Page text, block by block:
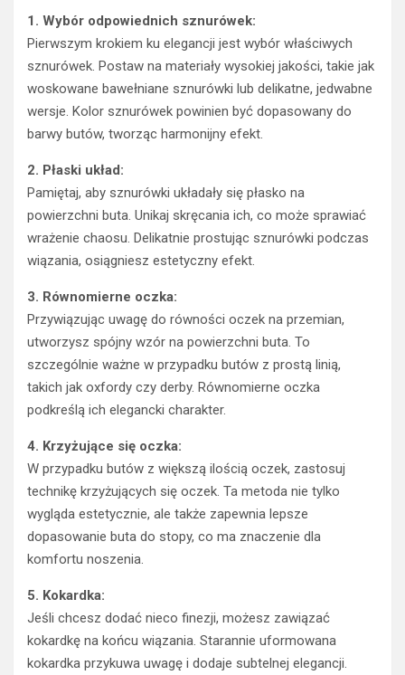
1. Wybór odpowiednich sznurówek:
Pierwszym krokiem ku elegancji jest wybór właściwych
sznurówek. Postaw na materiały wysokiej jakości, takie jak
woskowane bawełniane sznurówki lub delikatne, jedwabne
wersje. Kolor sznurówek powinien być dopasowany do
barwy butów, tworząc harmonijny efekt.
2. Płaski układ:
Pamiętaj, aby sznurówki układały się płasko na
powierzchni buta. Unikaj skręcania ich, co może sprawiać
wrażenie chaosu. Delikatnie prostując sznurówki podczas
wiązania, osiągniesz estetyczny efekt.
3. Równomierne oczka:
Przywiązując uwagę do równości oczek na przemian,
utworzysz spójny wzór na powierzchni buta. To
szczególnie ważne w przypadku butów z prostą linią,
takich jak oxfordy czy derby. Równomierne oczka
podkreślą ich elegancki charakter.
4. Krzyżujące się oczka:
W przypadku butów z większą ilością oczek, zastosuj
technikę krzyżujących się oczek. Ta metoda nie tylko
wygląda estetycznie, ale także zapewnia lepsze
dopasowanie buta do stopy, co ma znaczenie dla
komfortu noszenia.
5. Kokardka:
Jeśli chcesz dodać nieco finezji, możesz zawiązać
kokardkę na końcu wiązania. Starannie uformowana
kokardka przykuwa uwagę i dodaje subtelnej elegancji.